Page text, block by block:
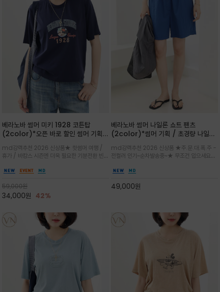
베라노바 썸머 미키 1928 코튼탑
(2color)*오픈 바로 할인 썸머 기획
★ 한정수량 제작 ★ 오가닉 코튼으로
빈티지 프린트로 여름 하의와 모두 잘어
울리는 그래픽
md강력추천 2026 신상품★ 핫썸머 여행 /
휴가 / 바캉스 시즌엔 더욱 필요한 기분전환 빈티
키 컬러 위에 빈티지한 크랙 효과의 레트로 감성
완성
59,000원
34,000원 42%
베라노바 썸머 나일론 쇼트 팬츠
(2color)*썸머 기획 / 초경량 나일론
가벼운 아이템 / 여행 / 일상 / 운동 모
두 가능한 아이템
md강력추천 2026 신상품 ★주.문.대.폭.주 -
전컬러 인기~순차발송중~★ 무조건 입으세요~~
입니다^^가볍고 드라이한 터치감의 나일론 소
룩, 모임룩, 데일리룩까지 다양하게
49,000원